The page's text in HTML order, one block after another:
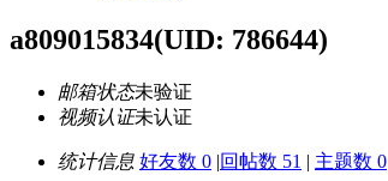
a809015834(UID: 786644)
邮箱状态未验证
视频认证未认证
统计信息 好友数 0 |回帖数 51 | 主题数 0